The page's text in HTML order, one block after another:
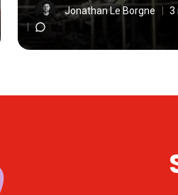
Jonathan Le Borgne 3